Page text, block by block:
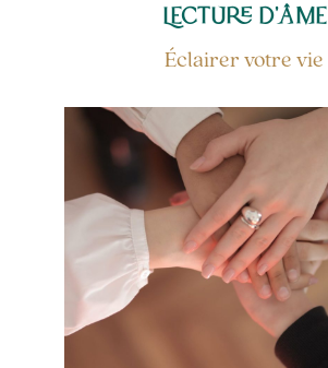
Lecture d'âme
Éclairer votre vie